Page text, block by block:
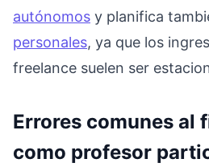
autónomos y planifica
personales, ya que los
freelance suelen ser
Errores comunes al
como profesor